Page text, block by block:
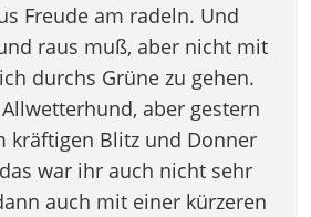
Freude am radeln. Und
raus muß, aber nicht mit
durchs Grüne zu gehen.
aber gestern
kräftigen Blitz und Donner
war ihr auch nicht sehr
auch mit einer kürzeren